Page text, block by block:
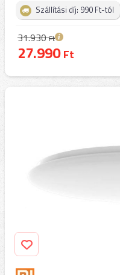
Szállítási díj: 990 Ft-tól
31.930Ft
27.990Ft